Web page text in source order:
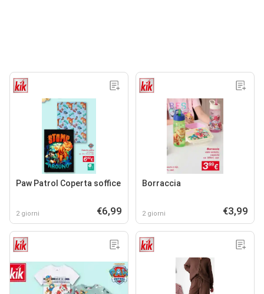
Paw Patrol Coperta soffice
2 giorni €6,99
Borraccia
2 giorni €3,99